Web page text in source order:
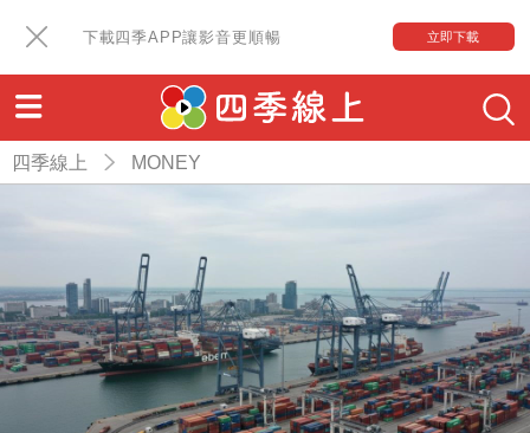
下載四季APP讓影音更順暢 立即下載
四季線上 MONEY